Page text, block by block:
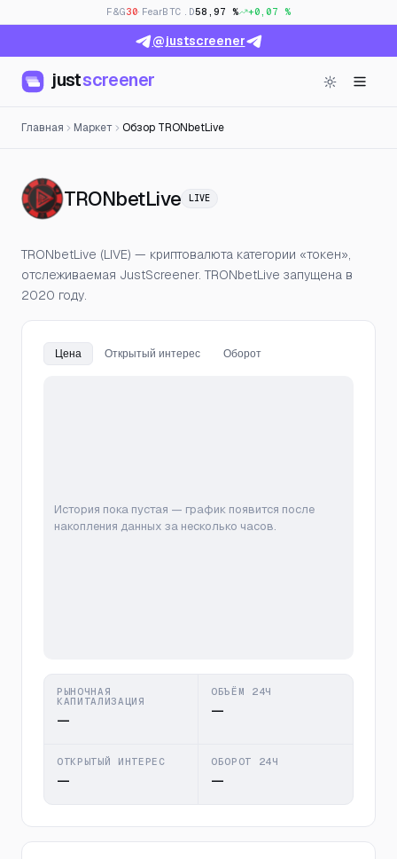
F&G30· FearBTC.D58,97 % +0,07 %
@justscreener
justscreener
Главная Маркет Обзор TRONbetLive
TRONbetLive— Цена, открытый
LIVE
TRONbetLive (LIVE) — криптовалюта категории «токен»,
отслеживаемая JustScreener. TRONbetLive запущена в
2020 году.
Цена Открытый интерес Оборот
История пока пустая — график появится после
накопления данных за несколько часов.
РЫНОЧНАЯ
КАПИТАЛИЗАЦИЯ
—
ОБЪЁМ 24Ч
—
ОТКРЫТЫЙ ИНТЕРЕС
—
ОБОРОТ 24Ч
—